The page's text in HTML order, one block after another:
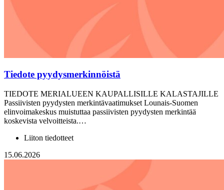
Tiedote pyydysmerkinnöistä
TIEDOTE MERIALUEEN KAUPALLISILLE KALASTAJILLE
Passiivisten pyydysten merkintävaatimukset Lounais-Suomen
elinvoimakeskus muistuttaa passiivisten pyydysten merkintää
koskevista velvoitteista.…
Liiton tiedotteet
15.06.2026